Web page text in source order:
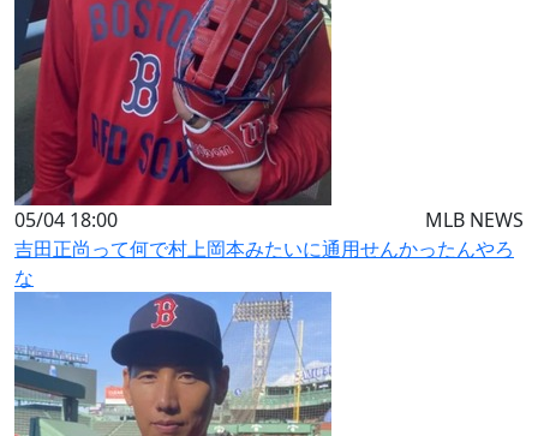
05/04 18:00
MLB NEWS
吉田正尚って何で村上岡本みたいに通用せんかったんやろ
な